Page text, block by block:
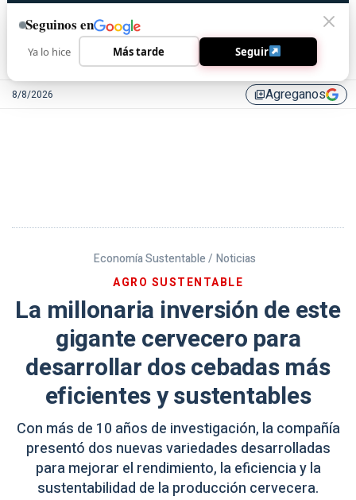
8/8/2026 library_addAgreganos
Economía Sustentable / Noticias
AGRO SUSTENTABLE
La millonaria inversión de este
gigante cervecero para
desarrollar dos cebadas más
eficientes y sustentables
Con más de 10 años de investigación, la compañía
presentó dos nuevas variedades desarrolladas
para mejorar el rendimiento, la eficiencia y la
sustentabilidad de la producción cervecera.
Seguinos en
Ya lo hice Más tarde Seguir